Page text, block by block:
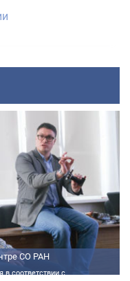
СО РАН
соответствии с